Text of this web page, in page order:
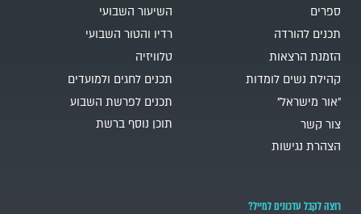
ספרים
תכנים להורדה
הזמנת הרצאות
קהילת נשים לומדות
"אור מישראל"
צור קשר
הצהרת נגישות
השיעור השבועי
רדיו והטור השבועי
טלוויזיה
תכנים לחגים ולמועדים
תכנים לפרשת השבוע
תוכן נוסף ברשת
רוצה לקבל עדכונים למייל?